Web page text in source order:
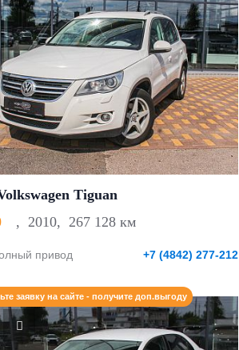
Tiguan
, 2010, 267 128 км
привод +7 (4842) 277-212
заявку на сайте - получите доп.выгоду